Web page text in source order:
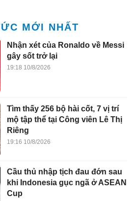
MỚI NHẤT
Nhận xét của Ronaldo về Messi
gây sốt trở lại
19:18 10/8/2026
Tìm thấy 256 bộ hài cốt, 7 vị trí
mộ tập thể tại Công viên Lê Thị
Riêng
19:16 10/8/2026
Cầu thủ nhập tịch đau đớn sau
khi Indonesia gục ngã ở ASEAN
Cup